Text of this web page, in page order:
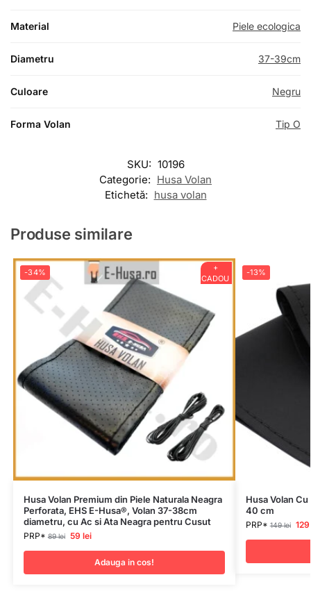
Material Piele ecologica
Diametru 37-39cm
Culoare Negru
Forma Volan Tip O
SKU: 10196
Categorie: Husa Volan
Etichetă: husa volan
Produse similare
+
CADOU
-34%
Husa Volan Premium din Piele Naturala Neagra
Perforata, EHS E-Husa®, Volan 37-38cm
diametru, cu Ac si Ata Neagra pentru Cusut
PRP*89lei 59 lei
Adauga in cos!
-13%
Husa Volan
40 cm
PRP*149lei 129